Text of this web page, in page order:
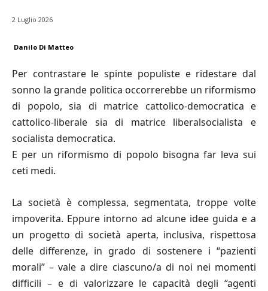
2 Luglio 2026
Danilo Di Matteo
Per contrastare le spinte populiste e ridestare dal
sonno la grande politica occorrerebbe un riformismo
di popolo, sia di matrice cattolico-democratica e
cattolico-liberale sia di matrice liberalsocialista e
socialista democratica.
E per un riformismo di popolo bisogna far leva sui
ceti medi.
La società è complessa, segmentata, troppe volte
impoverita. Eppure intorno ad alcune idee guida e a
un progetto di società aperta, inclusiva, rispettosa
delle differenze, in grado di sostenere i “pazienti
morali” – vale a dire ciascuno/a di noi nei momenti
difficili – e di valorizzare le capacità degli “agenti